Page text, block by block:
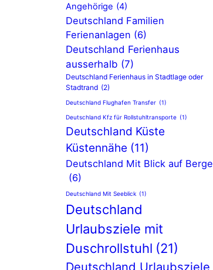
Angehörige (4)
Deutschland Familien
Ferienanlagen (6)
Deutschland Ferienhaus
ausserhalb (7)
Deutschland Ferienhaus in Stadtlage oder
Stadtrand (2)
Deutschland Flughafen Transfer (1)
Deutschland Kfz für Rollstuhltransporte (1)
Deutschland Küste
Küstennähe (11)
Deutschland Mit Blick auf Berge
(6)
Deutschland Mit Seeblick (1)
Deutschland
Urlaubsziele mit
Duschrollstuhl (21)
Deutschland Urlaubsziele